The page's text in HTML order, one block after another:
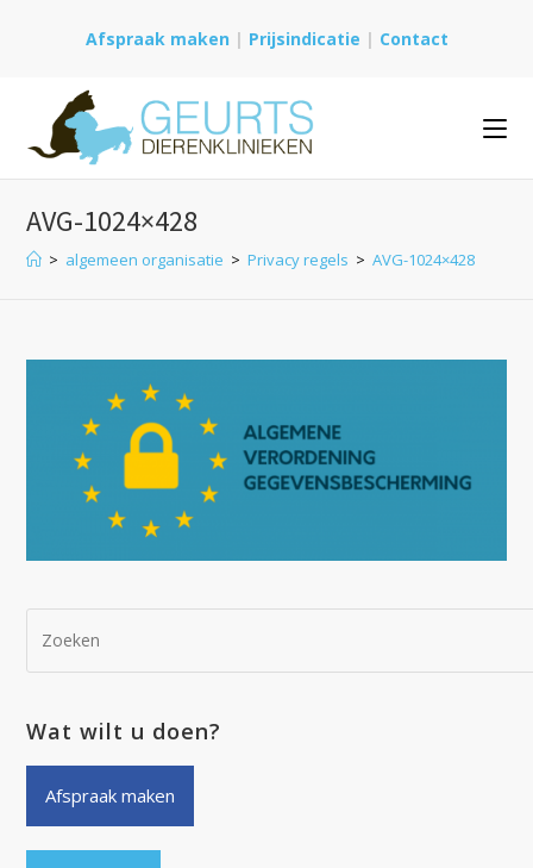
Afspraak maken | Prijsindicatie | Contact
AVG-1024×428
> algemeen organisatie > Privacy regels > AVG-1024×428
Wat wilt u doen?
Afspraak maken